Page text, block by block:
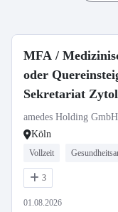
MFA /
oder
Sekretariat
amedes Holding GmbH
Köln
Vollzeit
3
01.08.2026